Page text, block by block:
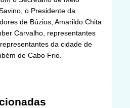
o Presidente da
de Búzios, Amarildo Chita
Carvalho, representantes
da cidade de
de Cabo Frio.